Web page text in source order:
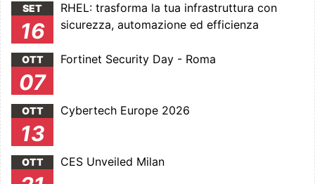
SET
16
RHEL: trasforma la tua infrastruttura con
sicurezza, automazione ed efficienza
OTT
07
Fortinet Security Day - Roma
OTT
13
Cybertech Europe 2026
OTT CES Unveiled Milan